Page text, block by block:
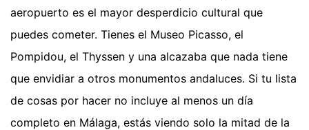
aeropuerto es el mayor desperdicio cultural que
puedes cometer. Tienes el Museo Picasso, el
Pompidou, el Thyssen y una alcazaba que nada tiene
que envidiar a otros monumentos andaluces. Si tu lista
de cosas por hacer no incluye al menos un día
completo en Málaga, estás viendo solo la mitad de la